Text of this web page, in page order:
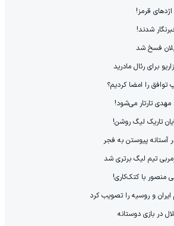
قرمز!
شدند!
فسخ شد
برای رئال مادرید
را امضا کردیم؟
تارتار می‌شود!
تاریک لیگ روشن!
آستانه پیوستن به فجر
تیم لیگ برتری شد
منصور با کتک‌کاری!
ایران و روسیه را تصویب کرد
در بازی دوستانه